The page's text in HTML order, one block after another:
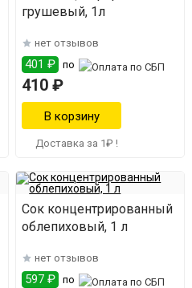
грушевый, 1л
нет отзывов
401 ₽ по
410 ₽
Доставка за 1₽ !
Сок концентрированный
облепиховый, 1 л
нет отзывов
597 ₽ по